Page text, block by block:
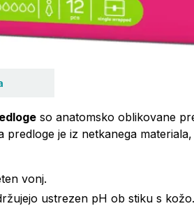
so anatomsko oblikovane
predloge je iz netkanega
vonj.
ustrezen pH ob stiku s kožo.